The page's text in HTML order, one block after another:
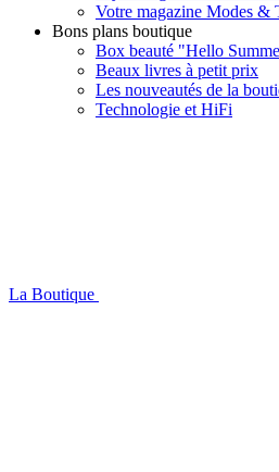
Votre magazine Modes &
Bons plans boutique
Box beauté "Hello
Beaux livres à petit prix
Les nouveautés de la
Technologie et HiFi
La Boutique